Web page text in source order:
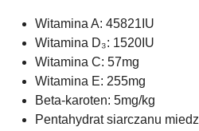
Witamina A: 45821IU
Witamina D₃: 1520IU
Witamina C: 57mg
Witamina E: 255mg
Beta-karoten: 5mg/kg
Pentahydrat siarczanu